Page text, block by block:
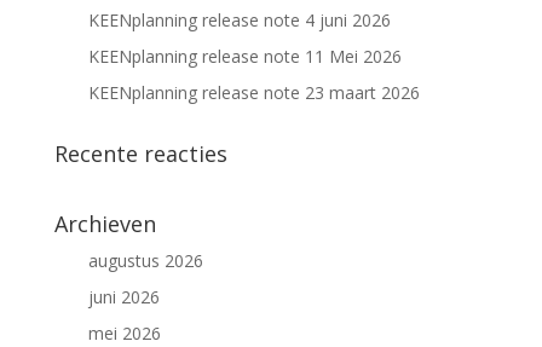
KEENplanning release note 4 juni 2026
KEENplanning release note 11 Mei 2026
KEENplanning release note 23 maart 2026
Recente reacties
Archieven
augustus 2026
juni 2026
mei 2026